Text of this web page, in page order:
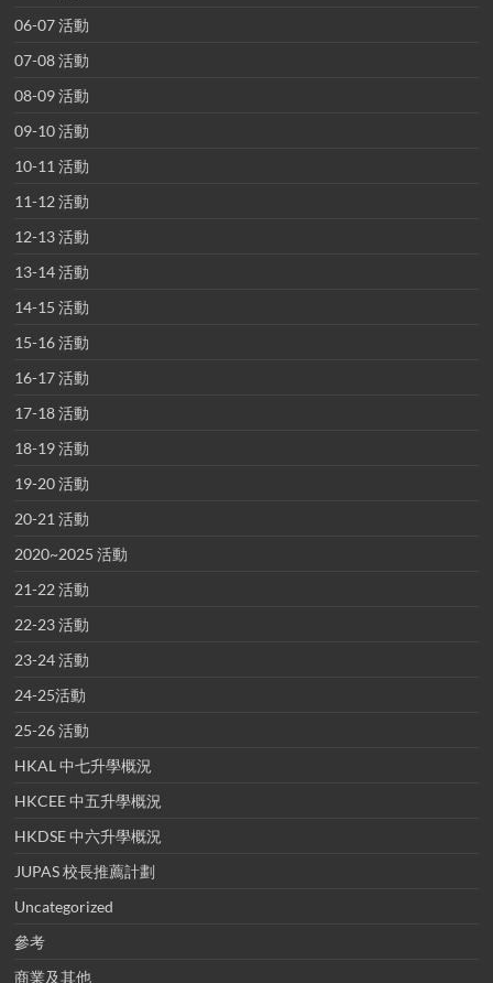
06-07 活動
07-08 活動
08-09 活動
09-10 活動
10-11 活動
11-12 活動
12-13 活動
13-14 活動
14-15 活動
15-16 活動
16-17 活動
17-18 活動
18-19 活動
19-20 活動
20-21 活動
2020~2025 活動
21-22 活動
22-23 活動
23-24 活動
24-25活動
25-26 活動
HKAL 中七升學概況
HKCEE 中五升學概況
HKDSE 中六升學概況
JUPAS 校長推薦計劃
Uncategorized
參考
商業及其他